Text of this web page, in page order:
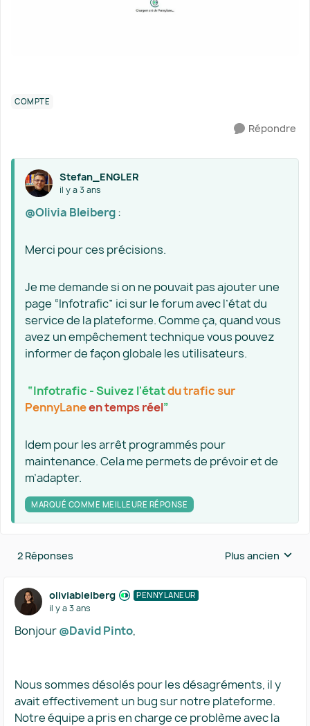
COMPTE
Répondre
Stefan_ENGLER
il y a 3 ans
@Olivia Bleiberg:
Merci pour ces précisions.
Je me demande si on ne pouvait pas ajouter une
page “Infotrafic” ici sur le forum avec l’état du
service de la plateforme. Comme ça, quand vous
avez un empêchement technique vous pouvez
informer de façon globale les utilisateurs.
“Infotrafic - Suivez l'étatdu trafic sur
PennyLaneen temps réel”
Idem pour les arrêt programmés pour
maintenance. Cela me permets de prévoir et de
m’adapter.
MARQUÉ COMME MEILLEURE RÉPONSE
2 Réponses Réponses triées
Plus ancien
oliviableiberg PENNYLANEUR
il y a 3 ans
Bonjour@David Pinto,
Nous sommes désolés pour les désagréments, il y
avait effectivement un bug sur notre plateforme.
Notre équipe a pris en charge ce problème avec la